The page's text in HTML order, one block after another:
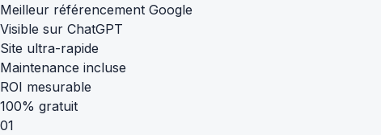
Meilleur référencement Google
Visible sur ChatGPT
Site ultra-rapide
Maintenance incluse
ROI mesurable
100% gratuit
01